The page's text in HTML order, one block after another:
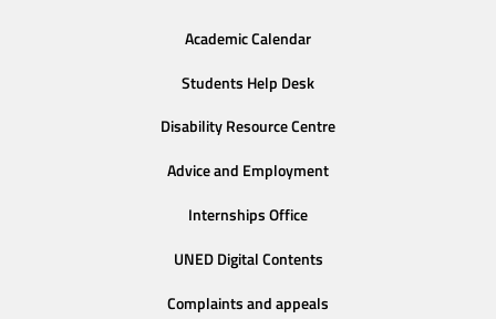
Academic Calendar
Students Help Desk
Disability Resource Centre
Advice and Employment
Internships Office
UNED Digital Contents
Complaints and appeals